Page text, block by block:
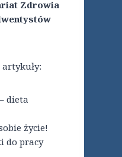
Zdrowia
dieta
życie!
do pracy